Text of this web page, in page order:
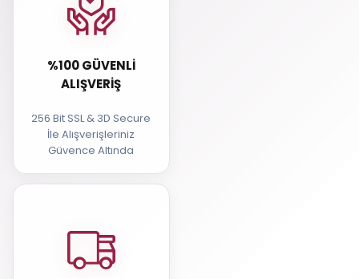
%100 GÜVENLI
ALIŞVERIŞ
256 Bit SSL & 3D Secure
İle Alışverişleriniz
Güvence Altında